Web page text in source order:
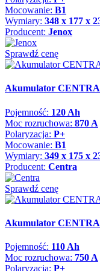
Mocowanie: B1
Wymiary: 348 x 177 x
Producent: Jenox
Sprawdź cenę
Akumulator CENTRA
Pojemność: 120 Ah
Moc rozruchowa: 870 A
Polaryzacja: P+
Mocowanie: B1
Wymiary: 349 x 175 x
Producent: Centra
Sprawdź cenę
Akumulator CENTRA
Pojemność: 110 Ah
Moc rozruchowa: 750 A
Polaryzacja: P+